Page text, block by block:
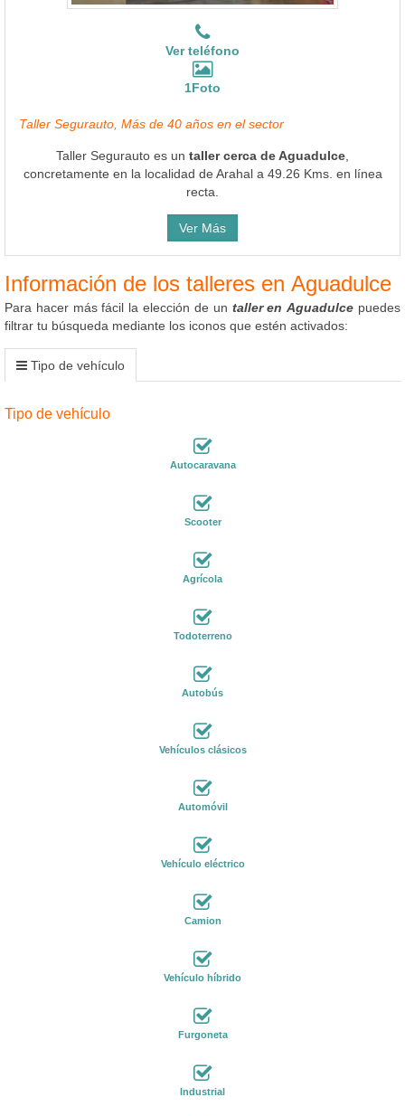
Ver teléfono
1Foto
Taller Segurauto, Más de 40 años en el sector
Taller Segurauto es un taller cerca de Aguadulce
concretamente en la localidad de Arahal a 49.26 Kms. en línea
recta.
Ver Más
Información de los talleres en Aguadulce
Para hacer más fácil la elección de un taller en Aguadulce puedes
filtrar tu búsqueda mediante los iconos que estén activados:
Tipo de vehículo
Tipo de vehículo
Autocaravana
Scooter
Agrícola
Todoterreno
Autobús
Vehículos clásicos
Automóvil
Vehículo eléctrico
Camion
Vehículo híbrido
Furgoneta
Industrial